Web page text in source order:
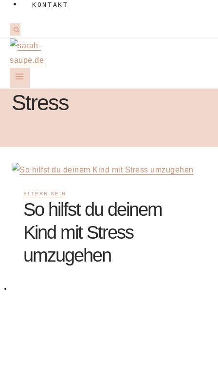
KONTAKT
Stress
ELTERN SEIN
So hilfst du deinem
Kind mit Stress
umzugehen